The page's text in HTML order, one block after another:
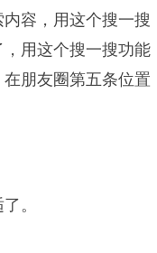
容，用这个搜一搜
用这个搜一搜功
朋友圈第五条位
。